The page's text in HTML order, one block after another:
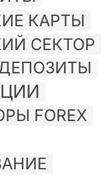
КАРТЫ
СЕКТОР
ДЕПОЗИТЫ
FOREX